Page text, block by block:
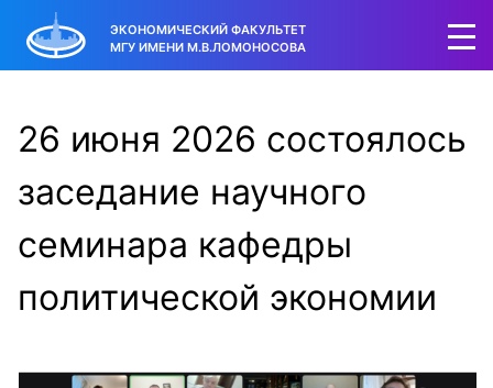
ЭКОНОМИЧЕСКИЙ ФАКУЛЬТЕТ
МГУ ИМЕНИ М.В.ЛОМОНОСОВА
26 июня 2026 состоялось
заседание научного
семинара кафедры
политической экономии